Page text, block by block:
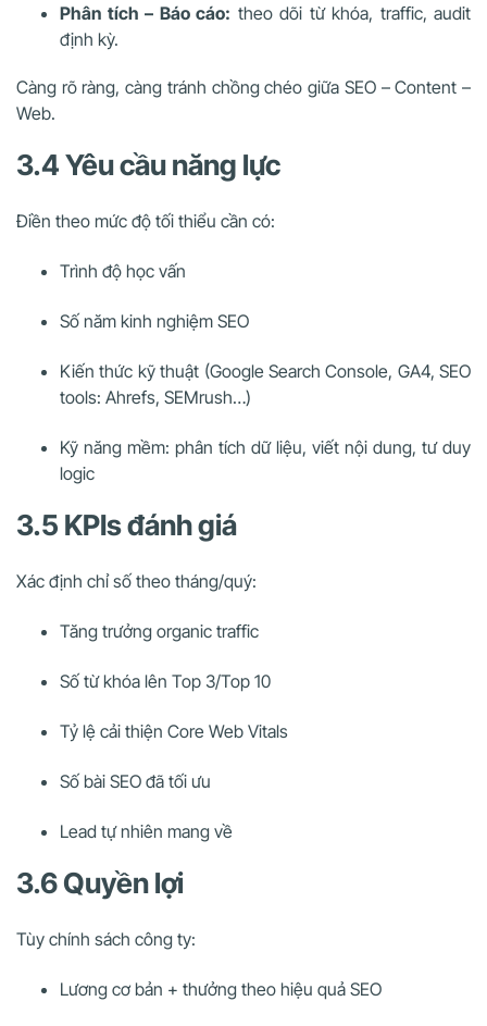
Phân tích – Báo cáo: theo dõi từ khóa, traffic, audit
định kỳ.
Càng rõ ràng, càng tránh chồng chéo giữa SEO – Content –
Web.
3.4 Yêu cầu năng lực
Điền theo mức độ tối thiểu cần có:
Trình độ học vấn
Số năm kinh nghiệm SEO
Kiến thức kỹ thuật (Google Search Console, GA4, SEO
tools: Ahrefs, SEMrush…)
Kỹ năng mềm: phân tích dữ liệu, viết nội dung, tư duy
logic
3.5 KPIs đánh giá
Xác định chỉ số theo tháng/quý:
Tăng trưởng organic traffic
Số từ khóa lên Top 3/Top 10
Tỷ lệ cải thiện Core Web Vitals
Số bài SEO đã tối ưu
Lead tự nhiên mang về
3.6 Quyền lợi
Tùy chính sách công ty:
Lương cơ bản + thưởng theo hiệu quả SEO